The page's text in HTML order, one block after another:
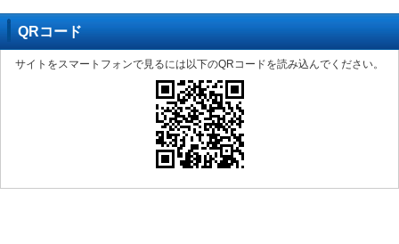
QRコード
サイトをスマートフォンで見るには以下のQRコードを読み込んでください。